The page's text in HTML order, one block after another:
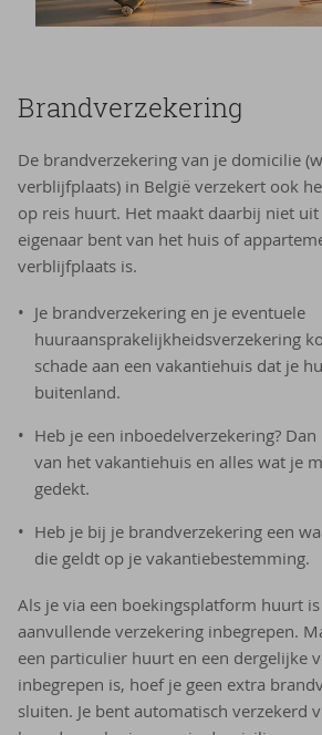
Brandverzekering
De brandverzekering van je domicilie
verblijfplaats) in België verzekert ook
op reis huurt. Het maakt daarbij niet
eigenaar bent van het huis of
verblijfplaats is.
Je brandverzekering en je eventuele
huuraansprakelijkheidsverzekering
schade aan een vakantiehuis dat je
buitenland.
Heb je een inboedelverzekering?
van het vakantiehuis en alles wat je
gedekt.
Heb je bij je brandverzekering een
die geldt op je vakantiebestemming.
Als je via een boekingsplatform huurt
aanvullende verzekering inbegrepen.
een particulier huurt en een dergelijke
inbegrepen is, hoef je geen extra
sluiten. Je bent automatisch verzekerd